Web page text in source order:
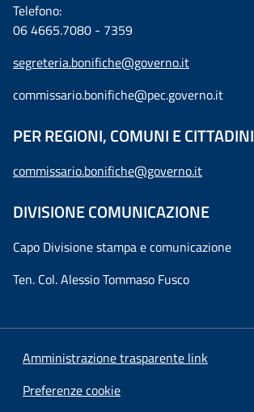
Telefono:
06 4665.7080 - 7359
segreteria.bonifiche@governo.it
commissario.bonifiche@pec.governo.it
PER REGIONI, COMUNI E CITTADINI
commissario.bonifiche@governo.it
DIVISIONE COMUNICAZIONE
Capo Divisione stampa e comunicazione
Ten. Col. Alessio Tommaso Fusco
Amministrazione trasparente link
Preferenze cookie